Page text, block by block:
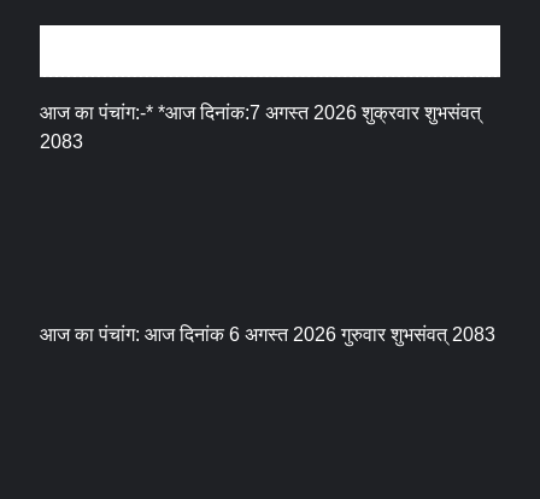
आज का पंचांग:-* *आज दिनांक:7 अगस्त 2026 शुक्रवार शुभसंवत्
2083
आज का पंचांग: आज दिनांक 6 अगस्त 2026 गुरुवार शुभसंवत् 2083